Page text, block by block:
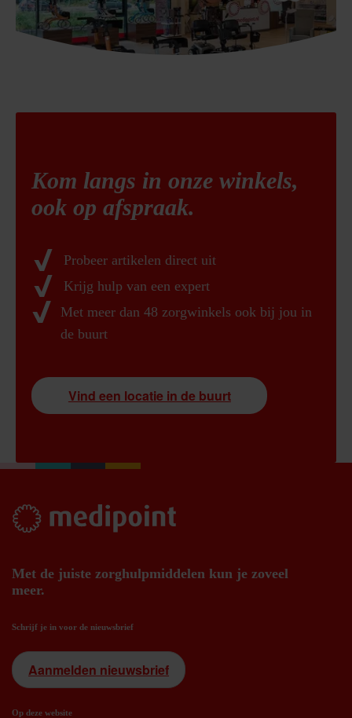
Kom langs in onze winkels,
ook op afspraak.
Probeer artikelen direct uit
Krijg hulp van een expert
Met meer dan 48 zorgwinkels ook bij jou in
de buurt
Vind een locatie in de buurt
Met de juiste zorghulpmiddelen kun je zoveel
meer.
Schrijf je in voor de nieuwsbrief
Aanmelden nieuwsbrief
Op deze website